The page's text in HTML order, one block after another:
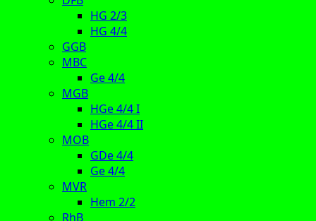
HG 2/3
HG 4/4
GGB
MBC
Ge 4/4
MGB
HGe 4/4 I
HGe 4/4 II
MOB
GDe 4/4
Ge 4/4
MVR
Hem 2/2
RhB